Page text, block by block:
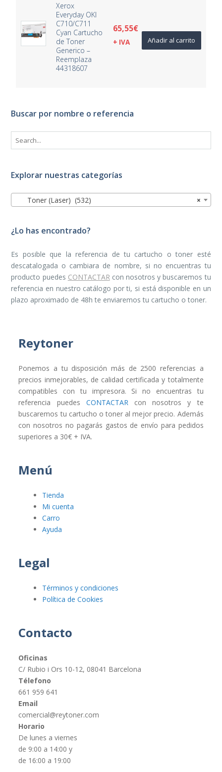
Xerox
Everyday OKI
C710/C711
Cyan Cartucho
de Toner
Generico –
Reemplaza
44318607
65,55€
+ IVA Añadir al carrito
Buscar por nombre o referencia
Explorar nuestras categorías
×
Toner (Laser) (532)
¿Lo has encontrado?
Es posible que la referencia de tu cartucho o toner esté
descatalogada o cambiara de nombre, si no encuentras tu
producto puedes CONTACTAR con nosotros y buscaremos tu
referencia en nuestro catálogo por ti, si está disponible en un
plazo aproximado de 48h te enviaremos tu cartucho o toner.
Reytoner
Ponemos a tu disposición más de 2500 referencias a
precios inmejorables, de calidad certificada y totalmente
compatibles con tu impresora. Si no encuentras tu
referencia puedes CONTACTAR con nosotros y te
buscaremos tu cartucho o toner al mejor precio. Además
con nosotros no pagarás gastos de envío para pedidos
superiores a 30€ + IVA.
Menú
Tienda
Mi cuenta
Carro
Ayuda
Legal
Términos y condiciones
Política de Cookies
Contacto
Oficinas
C/ Rubio i Ors 10-12, 08041 Barcelona
Télefono
661 959 641
Email
comercial@reytoner.com
Horario
De lunes a viernes
de 9:00 a 14:00 y
de 16:00 a 19:00